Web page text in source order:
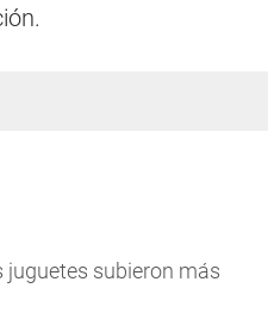
juguetes subieron más